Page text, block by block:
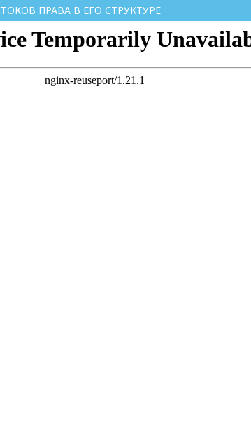
ПРАВА В ЕГО СТРУКТУРЕ